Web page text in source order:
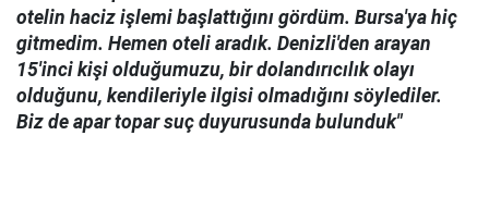
otelin haciz işlemi başlattığını gördüm. Bursa'ya hiç
gitmedim. Hemen oteli aradık. Denizli'den arayan
15'inci kişi olduğumuzu, bir dolandırıcılık olayı
olduğunu, kendileriyle ilgisi olmadığını söylediler.
Biz de apar topar suç duyurusunda bulunduk"